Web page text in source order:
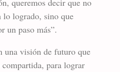
queremos decir que no
lo logrado, sino que
un paso más”.
una visión de futuro que
para lograr